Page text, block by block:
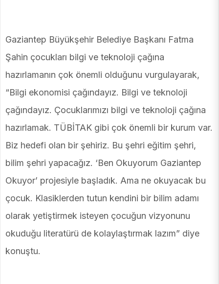
Gaziantep Büyükşehir Belediye Başkanı Fatma
Şahin çocukları bilgi ve teknoloji çağına
hazırlamanın çok önemli olduğunu vurgulayarak,
“Bilgi ekonomisi çağındayız. Bilgi ve teknoloji
çağındayız. Çocuklarımızı bilgi ve teknoloji çağına
hazırlamak. TÜBİTAK gibi çok önemli bir kurum var.
Biz hedefi olan bir şehiriz. Bu şehri eğitim şehri,
bilim şehri yapacağız. ‘Ben Okuyorum Gaziantep
Okuyor’ projesiyle başladık. Ama ne okuyacak bu
çocuk. Klasiklerden tutun kendini bir bilim adamı
olarak yetiştirmek isteyen çocuğun vizyonunu
okuduğu literatürü de kolaylaştırmak lazım” diye
konuştu.